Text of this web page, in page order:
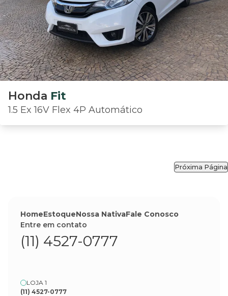
Honda Fit
1.5 Ex 16V Flex 4P Automático
Próxima Página
HomeEstoqueNossa NativaFale Conosco
Entre em contato
(11) 4527-0777
LOJA 1
(11) 4527-0777